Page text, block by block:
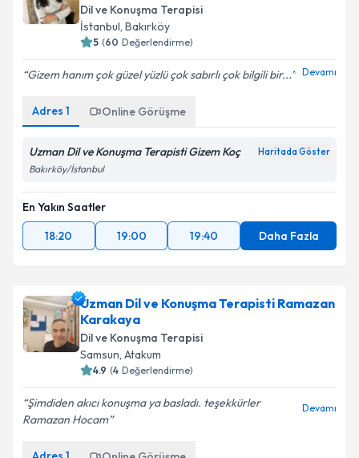
Dil ve Konuşma Terapisi
İstanbul, Bakırköy
5 (60 Değerlendirme)
Gizem hanım çok güzel yüzlü çok sabırlı çok bilgili bir... Devamı
Adres 1 Online Görüşme
Uzman Dil ve Konuşma Terapisti Gizem Koç Haritada Göster
Bakırköy/İstanbul
En Yakın Saatler
18:20
19:00 19:40 Daha Fazla
Uzman Dil ve Konuşma Terapisti Ramazan
Karakaya
Dil ve Konuşma Terapisi
Samsun, Atakum
4.9 (4 Değerlendirme)
Şimdiden akıcı konuşma ya basladı. teşekkürler
Ramazan Hocam
Devamı